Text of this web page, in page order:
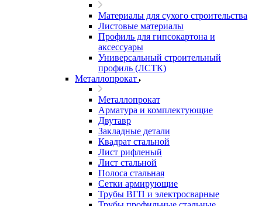
Материалы для сухого строительства
Листовые материалы
Профиль для гипсокартона и
аксессуары
Универсальный строительный
профиль (ЛСТК)
Металлопрокат
Металлопрокат
Арматура и комплектующие
Двутавр
Закладные детали
Квадрат стальной
Лист рифленый
Лист стальной
Полоса стальная
Сетки армирующие
Трубы ВГП и электросварные